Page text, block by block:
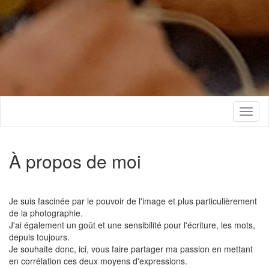
À propos de moi
Je suis fascinée par le pouvoir de l'image et plus particulièrement
de la photographie.
J'ai également un goût et une sensibilité pour l'écriture, les mots,
depuis toujours.
Je souhaite donc, ici, vous faire partager ma passion en mettant
en corrélation ces deux moyens d'expressions.